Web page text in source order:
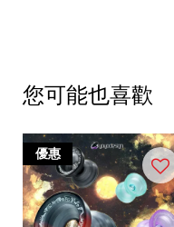
您可能也喜歡
優惠